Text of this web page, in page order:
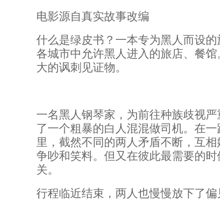
电影源自真实故事改编
什么是绿皮书？一本专为黑人而设
各城市中允许黑人进入的旅店、餐
大的讽刺见证物。
一名黑人钢琴家，为前往种族歧视
了一个粗暴的白人混混做司机。在
里，截然不同的两人矛盾不断，互
争吵和笑料。但又在彼此最需要的
关。
行程临近结束，两人也慢慢放下了偏